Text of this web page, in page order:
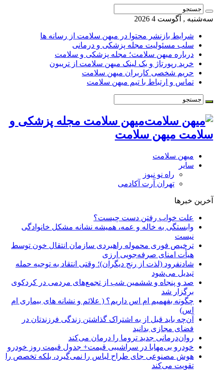
سه‌شنبه , آگوست 4 2026
شرایط بازنشر محتوا در میهن سلامت از رسانه ها
سلب مسئولیت مجله پزشکی و درمانی
درباره میهن سلامت؛ مجله پزشکی و سلامت
خرید رپورتاژ و بک لینک میهن سلامت از تریبون
حریم شخصی کاربران میهن سلامت
تماس و ارتباط با تیم میهن سلامت
میهن سلامت مجله پزشکی و
سلامت میهن سلامت
میهن سلامت
سایر
راه نو نیوز
تهران آرت آکادمی
آخرین خبرها
علت خواب رفتن دست چیست؟
وابستگی به خاله و عمه، همیشه نشانه مشکل خانوادگی
نیست
ترخیص فوری محموله راهبردی سازمان انتقال خون توسط
هیأت امنای صرفه‌جویی ارزی
شادنفرود (لذت از رنج دیگران)؛ وقتی انتقاد به توجیه حمله
تبدیل می‌شود
صد و پنجاه‌ و ششمین شب از تجمع‌های مردمی در کردکوی
برگزار شد
چگونه بفهمیم ام اس داریم؟ ( علائم و نشانه های بیماری ام
اس)
آن‌چه باید قبل از به اشتراک گذاشتن زندگی فرزندتان در
فضای مجازی بدانید
روان‌درمانی جدید تروما را درمان می‌کند
خودرو بی‌مهابا در سراشیبی قیمت+ جدول قیمت روز خودرو
هوش مصنوعی جای طراح لباس را نمی‌گیرد، بلکه تخصص را
تقویت می‌کند